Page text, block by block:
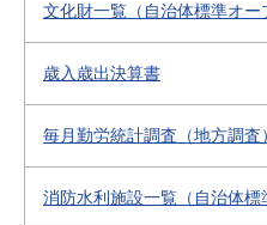
文化財一覧（自治体標準オー
歳入歳出決算書
毎月勤労統計調査（地方調査）
消防水利施設一覧（自治体標